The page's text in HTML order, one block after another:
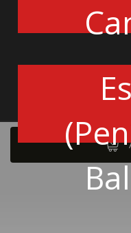
KIT SOPORTE